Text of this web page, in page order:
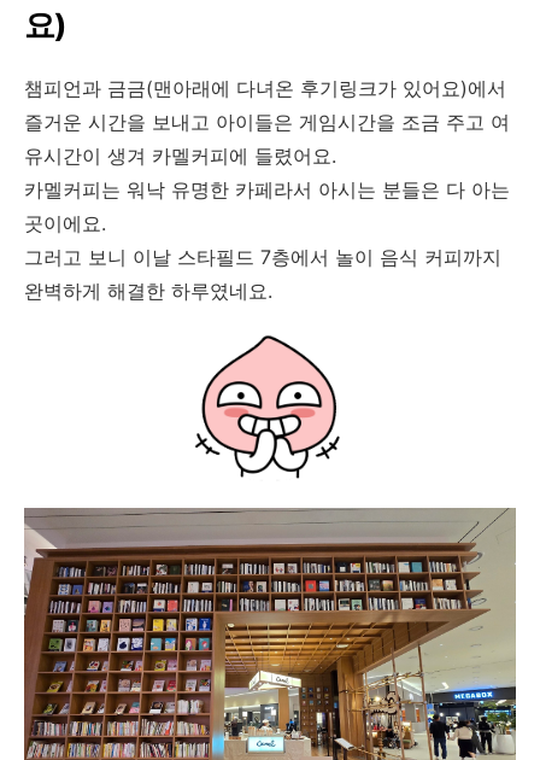
요)
챔피언과 금금(맨아래에 다녀온 후기링크가 있어요)에서
즐거운 시간을 보내고 아이들은 게임시간을 조금 주고 여
유시간이 생겨 카멜커피에 들렸어요.
카멜커피는 워낙 유명한 카페라서 아시는 분들은 다 아는
곳이에요.
그러고 보니 이날 스타필드 7층에서 놀이 음식 커피까지
완벽하게 해결한 하루였네요.